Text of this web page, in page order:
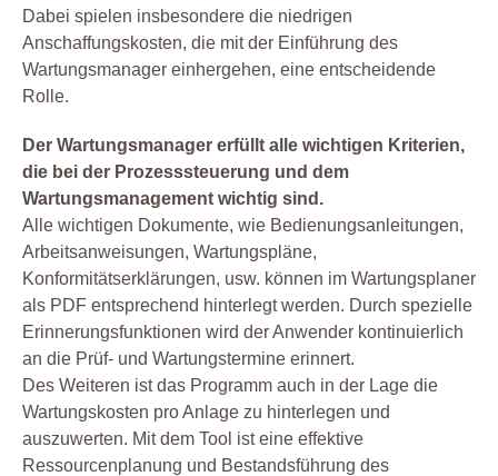
Dabei spielen insbesondere die niedrigen
Anschaffungskosten, die mit der Einführung des
Wartungsmanager einhergehen, eine entscheidende
Rolle.
Der Wartungsmanager erfüllt alle wichtigen Kriterien,
die bei der Prozesssteuerung und dem
Wartungsmanagement wichtig sind.
Alle wichtigen Dokumente, wie Bedienungsanleitungen,
Arbeitsanweisungen, Wartungspläne,
Konformitätserklärungen, usw. können im Wartungsplaner
als PDF entsprechend hinterlegt werden. Durch spezielle
Erinnerungsfunktionen wird der Anwender kontinuierlich
an die Prüf- und Wartungstermine erinnert.
Des Weiteren ist das Programm auch in der Lage die
Wartungskosten pro Anlage zu hinterlegen und
auszuwerten. Mit dem Tool ist eine effektive
Ressourcenplanung und Bestandsführung des